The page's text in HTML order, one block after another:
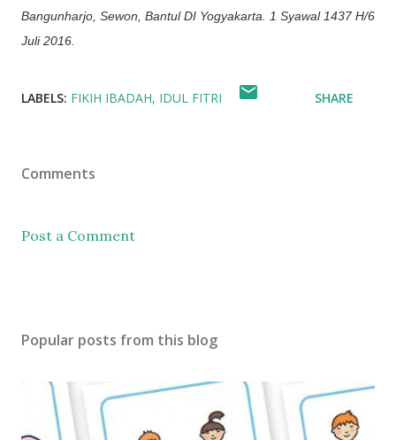
Bangunharjo, Sewon, Bantul DI Yogyakarta.
1 Syawal 1437 H/6
Juli 2016.
LABELS: FIKIH IBADAH IDUL FITRI SHARE
Comments
Post a Comment
Popular posts from this blog